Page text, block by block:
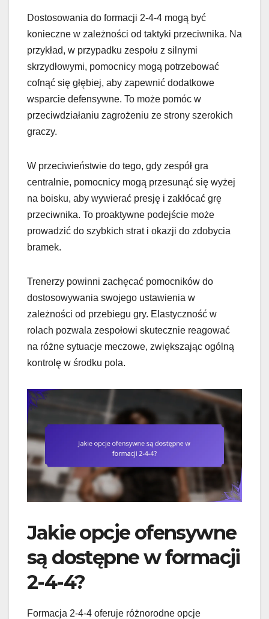
Dostosowania do formacji 2-4-4 mogą być
konieczne w zależności od taktyki przeciwnika. Na
przykład, w przypadku zespołu z silnymi
skrzydłowymi, pomocnicy mogą potrzebować
cofnąć się głębiej, aby zapewnić dodatkowe
wsparcie defensywne. To może pomóc w
przeciwdziałaniu zagrożeniu ze strony szerokich
graczy.
W przeciwieństwie do tego, gdy zespół gra
centralnie, pomocnicy mogą przesunąć się wyżej
na boisku, aby wywierać presję i zakłócać grę
przeciwnika. To proaktywne podejście może
prowadzić do szybkich strat i okazji do zdobycia
bramek.
Trenerzy powinni zachęcać pomocników do
dostosowywania swojego ustawienia w
zależności od przebiegu gry. Elastyczność w
rolach pozwala zespołowi skutecznie reagować
na różne sytuacje meczowe, zwiększając ogólną
kontrolę w środku pola.
Jakie opcje ofensywne
są dostępne w formacji
2-4-4?
Formacja 2-4-4 oferuje różnorodne opcje